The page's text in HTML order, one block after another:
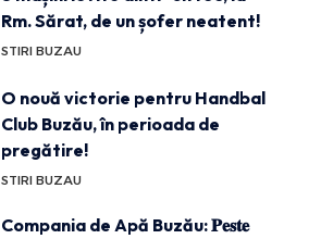
Rm. Sărat, de un șofer neatent!
STIRI BUZAU
O nouă victorie pentru Handbal
Club Buzău, în perioada de
pregătire!
STIRI BUZAU
Compania de Apă Buzău: 𝐏𝐞𝐬𝐭𝐞